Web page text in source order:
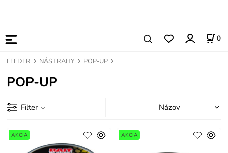
0
FEEDER NÁSTRAHY POP-UP
POP-UP
Filter
AKCIA AKCIA